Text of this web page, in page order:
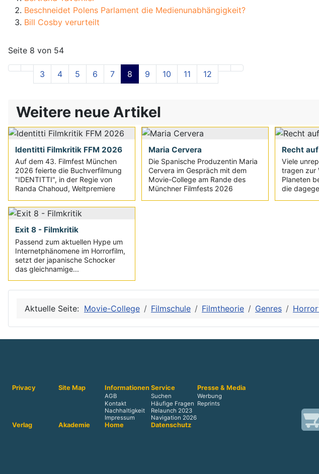
Beschneidet Polens Parlament die Medienunabhängigkeit?
Bill Cosby verurteilt
Seite 8 von 54
3 4 5 6 7 8 9 10 11 12
Weitere neue Artikel
Identitti Filmkritik FFM 2026
Auf dem 43. Filmfest München
2026 feierte die Buchverfilmung
"IDENTITTI", in der Regie von
Randa Chahoud, Weltpremiere
Maria Cervera
Die Spanische Produzentin Maria
Cervera im Gespräch mit dem
Movie-College am Rande des
Münchner Filmfests 2026
Recht
Viele
tragen zur
Planeten
die
Exit 8 - Filmkritik
Passend zum aktuellen Hype um
Internetphänomene im Horrorfilm,
setzt der japanische Schocker
das gleichnamige...
Aktuelle Seite: Movie-College Filmschule Filmtheorie Genres
Privacy Site Map Informationen
AGB
Kontakt
Nachhaltigkeit
Impressum
Service
Suchen
Häufige Fragen
Relaunch 2023
Navigation 2026
Presse & Media
Werbung
Reprints
Verlag Akademie Home Datenschutz